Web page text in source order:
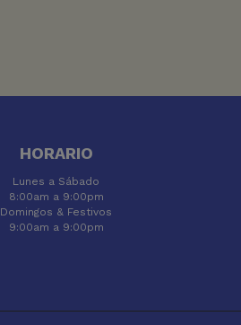
HORARIO
Lunes a Sábado
8:00am a 9:00pm
Domingos & Festivos
9:00am a 9:00pm